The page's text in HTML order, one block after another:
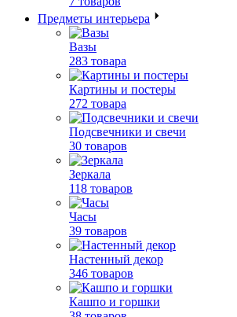
Предметы интерьера
Вазы
283 товара
Картины и постеры
272 товара
Подсвечники и свечи
30 товаров
Зеркала
118 товаров
Часы
39 товаров
Настенный декор
346 товаров
Кашпо и горшки